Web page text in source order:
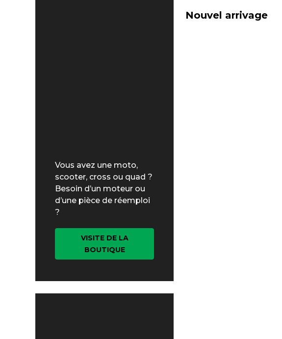
Vous avez une moto,
scooter, cross ou quad ?
Besoin d’un moteur ou
d’une pièce de réemploi
?
VISITE DE LA
BOUTIQUE
Nouvel arrivage